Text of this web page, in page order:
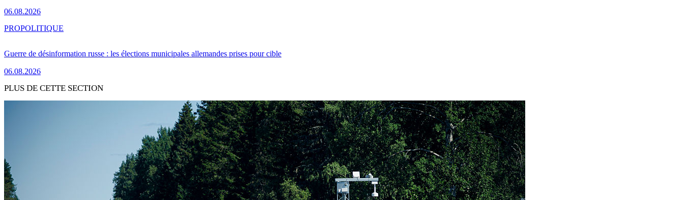
06.08.2026
Guerre de désinformation russe : les élections municipales allemandes prises pour cible
06.08.2026
PROPOLITIQUE
PLUS DE CETTE SECTION